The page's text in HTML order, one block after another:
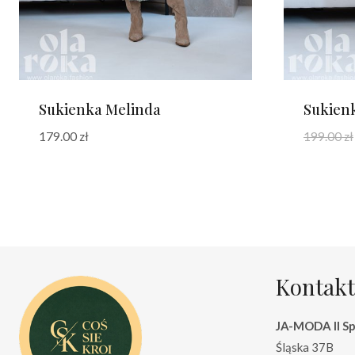
Sukienka Melinda
179.00 zł 199.00zł
Kontakt
JA-MODA II
Śląska 37B